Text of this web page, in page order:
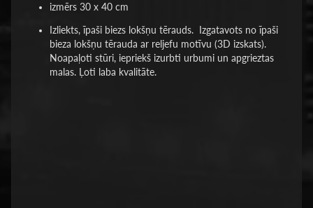
izmērs 30 x 40 cm
Izliekts, īpaši biezs lokšņu tērauds. Izgatavots no īpaši
bieza lokšņu tērauda ar reljefu motīvu (3D izskats).
Noapaļoti stūri, iepriekš izurbti urbumi un apgrieztas
malas. Ļoti laba kvalitāte.